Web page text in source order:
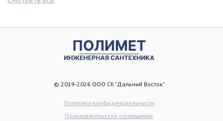
© 2019-2026 ООО СК "Дальний Восток"
Политика конфиденциальности
Пользовательское соглашение